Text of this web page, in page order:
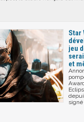
Star
jeu
et